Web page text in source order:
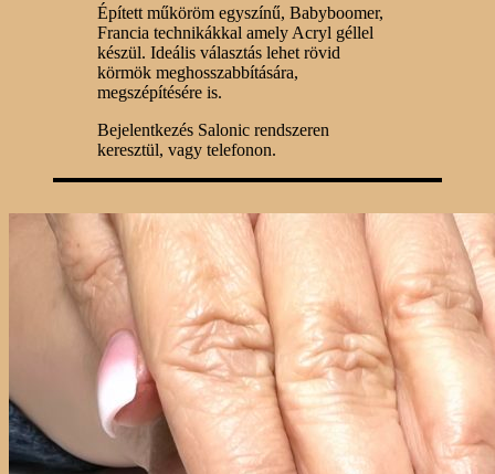
Épített műköröm egyszínű, Babyboomer,
Francia technikákkal amely Acryl géllel
készül. Ideális választás lehet rövid
körmök meghosszabbítására,
megszépítésére is.
Bejelentkezés Salonic rendszeren
keresztül, vagy telefonon.